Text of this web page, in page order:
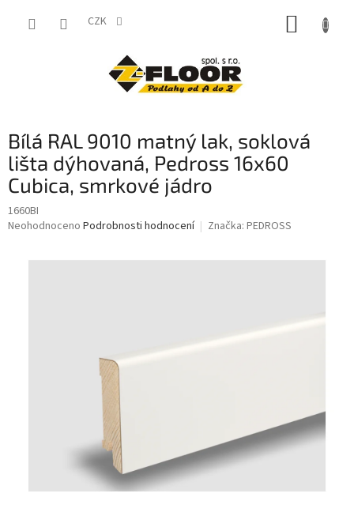
CZK
Bílá RAL 9010 matný lak, soklová
lišta dýhovaná, Pedross 16x60
Cubica, smrkové jádro
1660BI
Průměrné
Neohodnoceno Podrobnosti hodnocení Značka: PEDROSS